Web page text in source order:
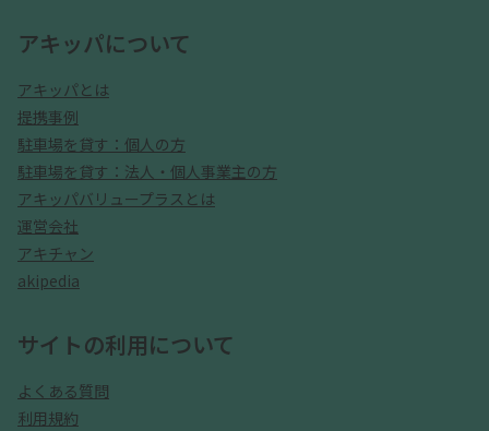
アキッパについて
アキッパとは
提携事例
駐車場を貸す：個人の方
駐車場を貸す：法人・個人事業主の方
アキッパバリュープラスとは
運営会社
アキチャン
akipedia
サイトの利用について
よくある質問
利用規約